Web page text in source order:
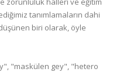
tanımlamaların dahi
biri olarak, öyle
"maskülen gey", "hetero